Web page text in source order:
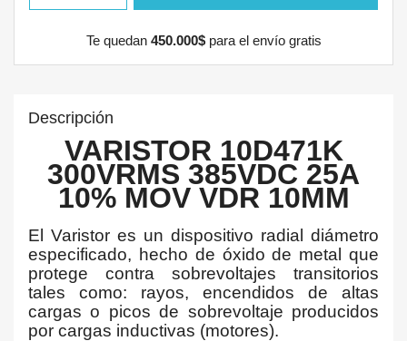
Te quedan 450.000$para el envío gratis
Descripción
VARISTOR 10D471K
300VRMS 385VDC 25A
10% MOV VDR 10MM
El Varistor es un dispositivo radial diámetro
especificado, hecho de óxido de metal que
protege contra sobrevoltajes transitorios
tales como: rayos, encendidos de altas
cargas o picos de sobrevoltaje producidos
por cargas inductivas (motores).